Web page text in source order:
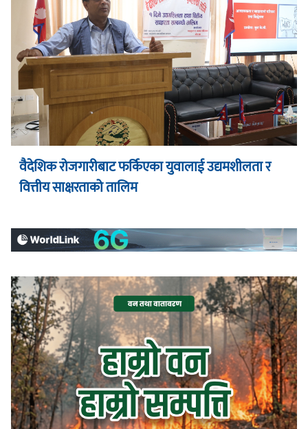
वैदेशिक रोजगारीबाट फर्किएका युवालाई उद्यमशीलता र
वित्तीय साक्षरताको तालिम